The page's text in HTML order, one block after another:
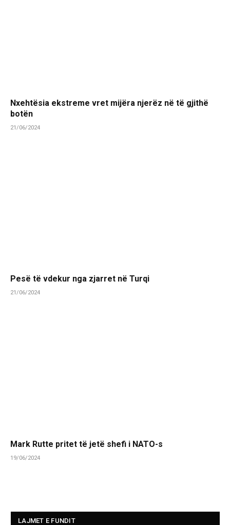
Nxehtësia ekstreme vret mijëra njerëz në të gjithë
botën
21/06/2024
Pesë të vdekur nga zjarret në Turqi
21/06/2024
Mark Rutte pritet të jetë shefi i NATO-s
19/06/2024
LAJMET E FUNDIT